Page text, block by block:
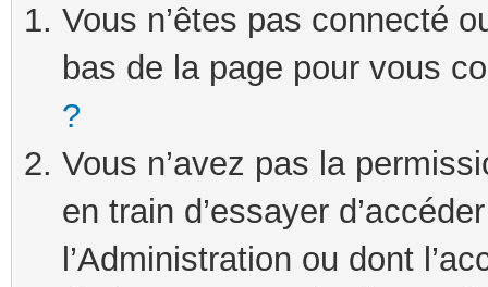
Vous n’êtes pas connecté
bas de la page pour vous
?
Vous n’avez pas la
en train d’essayer
l’Administration ou dont